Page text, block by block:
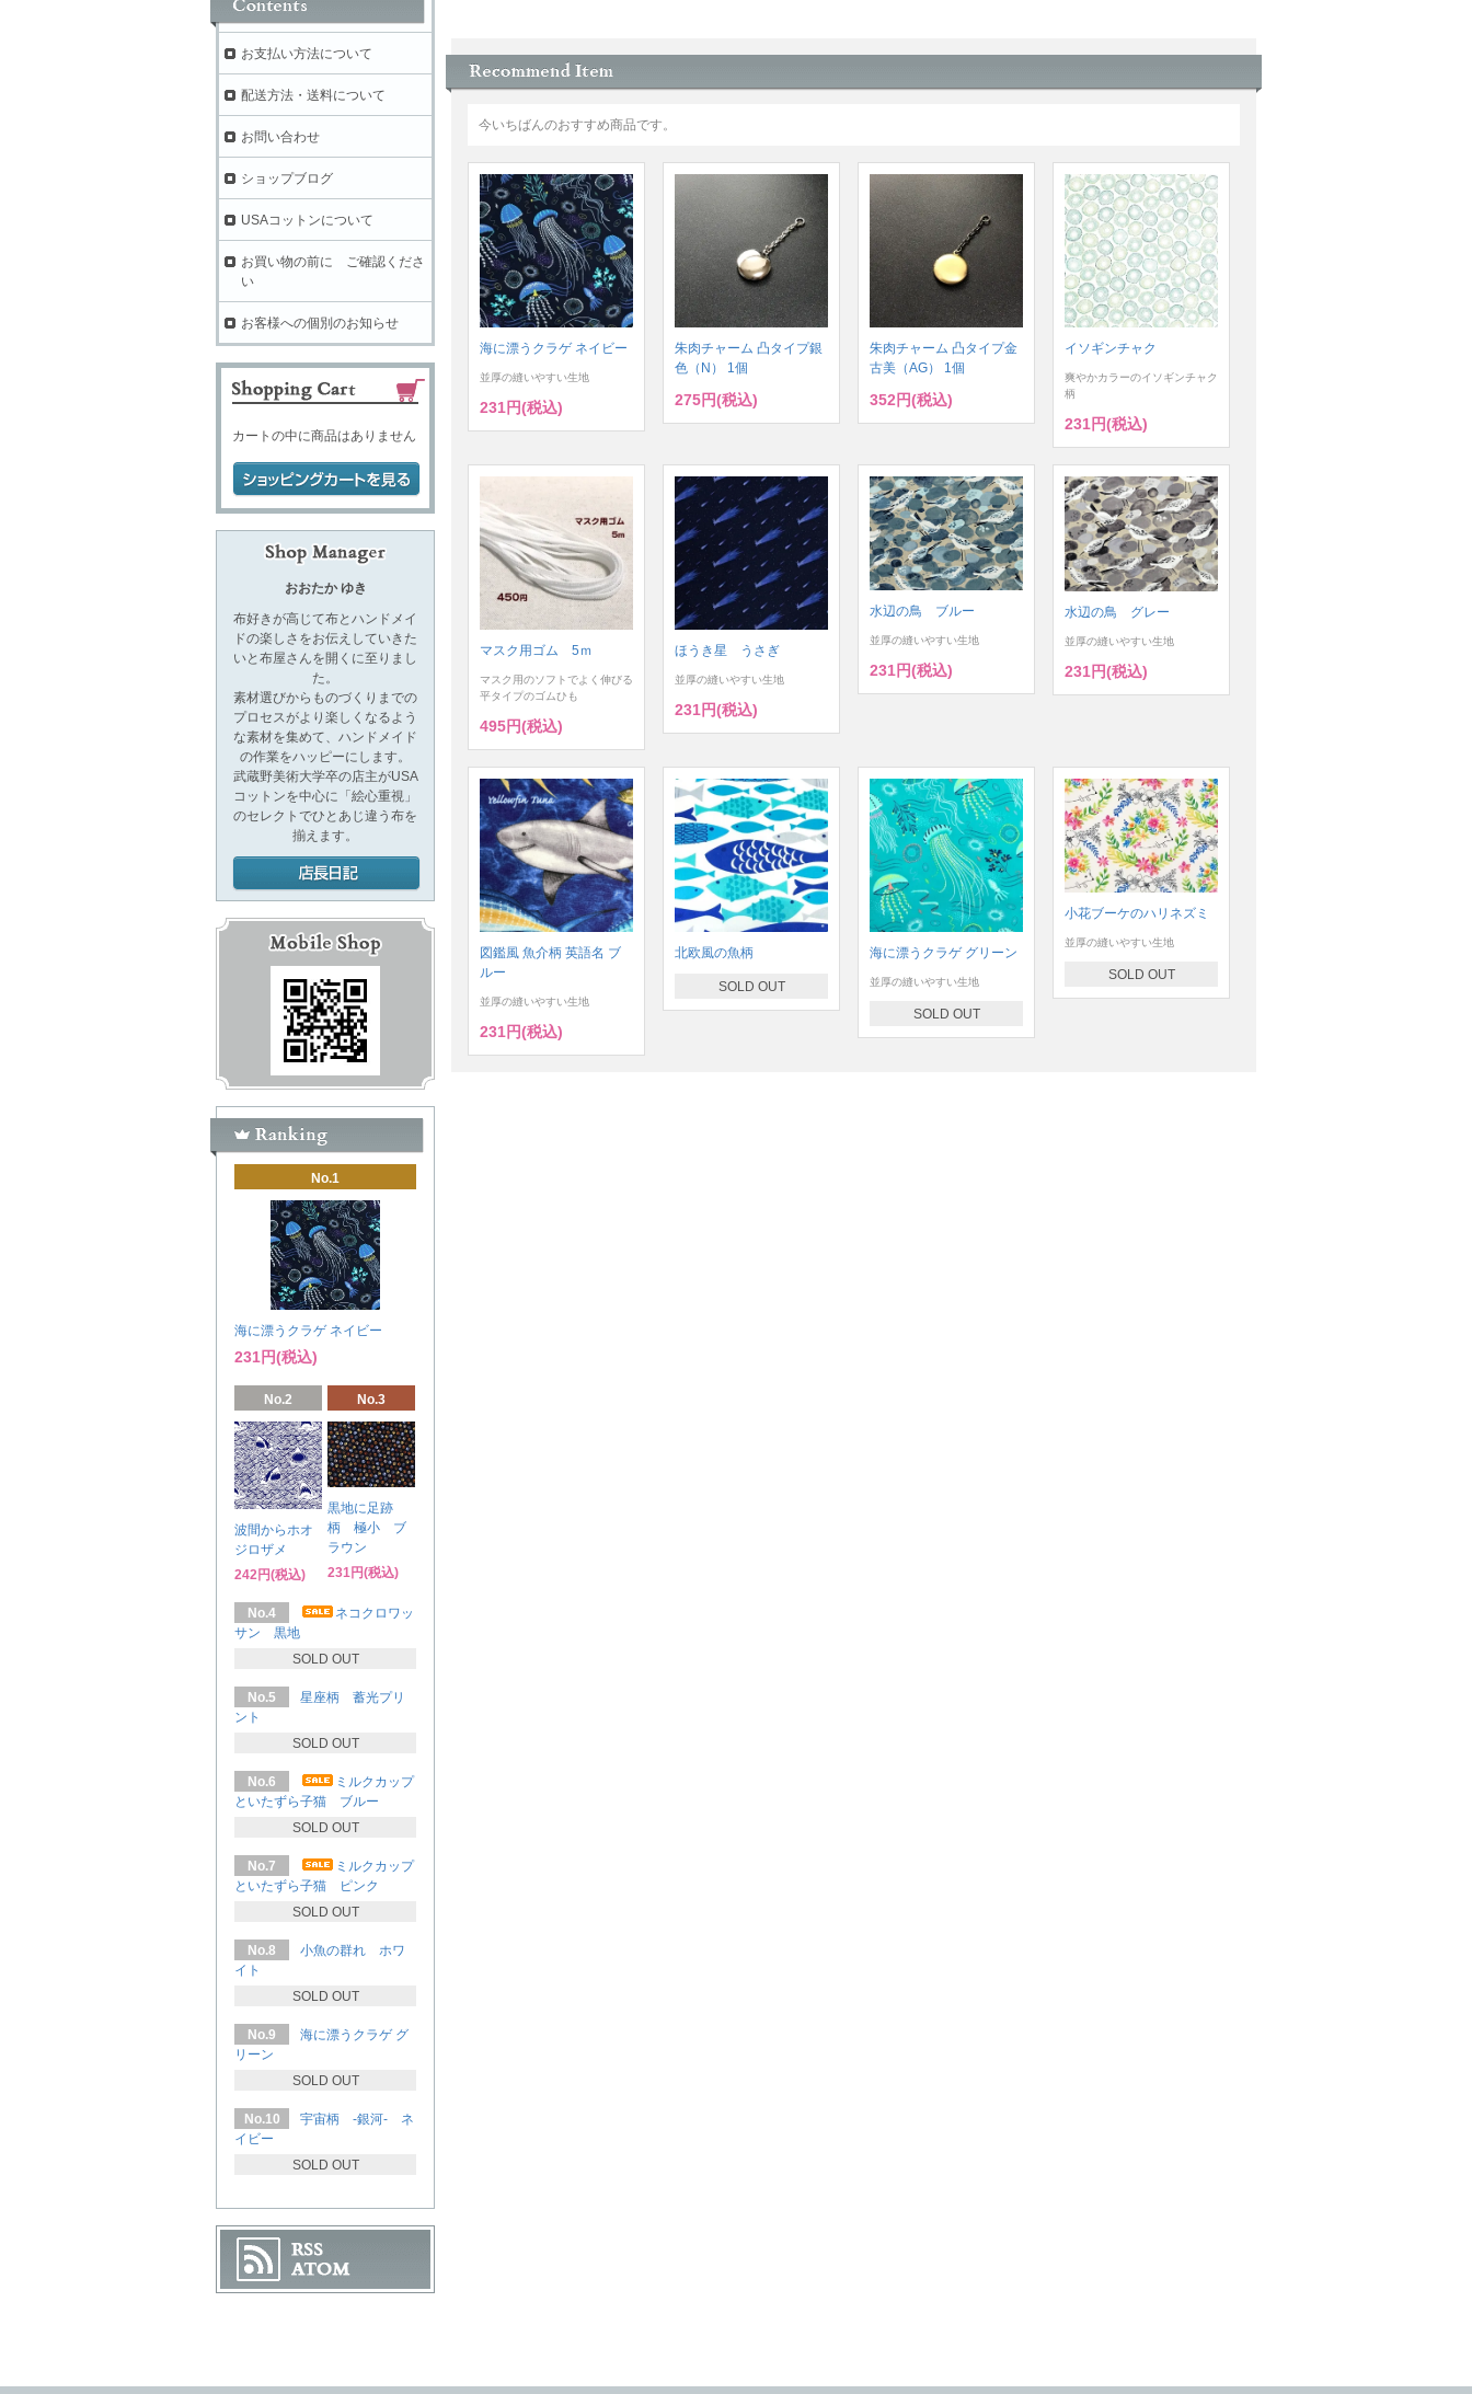
今いちばんのおすすめ商品です。
海に漂うクラゲ ネイビー
並厚の縫いやすい生地
231円(税込)
朱肉チャーム 凸タイプ銀
色（N） 1個
275円(税込)
朱肉チャーム 凸タイプ金
古美（AG） 1個
352円(税込)
イソギンチャク
爽やかカラーのイソギンチャク
柄
231円(税込)
マスク用ゴム 5ｍ
マスク用のソフトでよく伸びる
平タイプのゴムひも
495円(税込)
ほうき星 うさぎ
並厚の縫いやすい生地
231円(税込)
水辺の鳥 ブルー
並厚の縫いやすい生地
231円(税込)
水辺の鳥 グレー
並厚の縫いやすい生地
231円(税込)
図鑑風 魚介柄 英語名 ブ
ルー
並厚の縫いやすい生地
231円(税込)
北欧風の魚柄
SOLD OUT
海に漂うクラゲ グリーン
並厚の縫いやすい生地
SOLD OUT
小花ブーケのハリネズミ
並厚の縫いやすい生地
SOLD OUT
お支払い方法について
配送方法・送料について
お問い合わせ
ショップブログ
USAコットンについて
お買い物の前に ご確認くださ
い
お客様への個別のお知らせ
カートの中に商品はありません
おおたか ゆき
布好きが高じて布とハンドメイ
ドの楽しさをお伝えしていきた
いと布屋さんを開くに至りまし
た。
素材選びからものづくりまでの
プロセスがより楽しくなるよう
な素材を集めて、ハンドメイド
の作業をハッピーにします。
武蔵野美術大学卒の店主がUSA
コットンを中心に「絵心重視」
のセレクトでひとあじ違う布を
揃えます。
No.1
海に漂うクラゲ ネイビー
231円(税込)
No.2
波間からホオ
ジロザメ
242円(税込)
No.3
黒地に足跡
柄 極小 ブ
ラウン
231円(税込)
No.4
ネコクロワッ
サン 黒地
SOLD OUT
No.5
星座柄 蓄光プリ
ント
SOLD OUT
No.6
ミルクカップ
といたずら子猫 ブルー
SOLD OUT
No.7
ミルクカップ
といたずら子猫 ピンク
SOLD OUT
No.8
小魚の群れ ホワ
イト
SOLD OUT
No.9
海に漂うクラゲ グ
リーン
SOLD OUT
No.10
宇宙柄 -銀河- ネ
イビー
SOLD OUT